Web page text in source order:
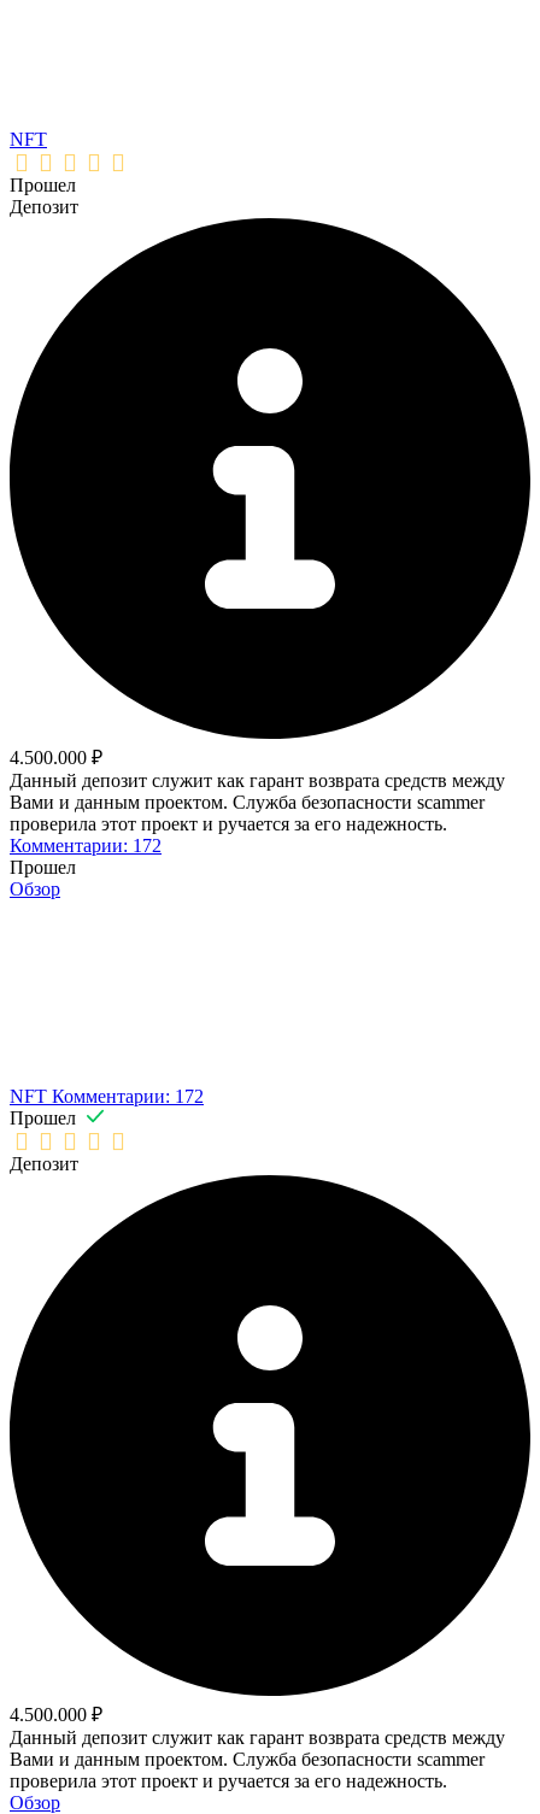
NFT
Прошел
Депозит
4.500.000 ₽
Данный депозит служит как гарант возврата средств между
Вами и данным проектом. Служба безопасности scammer
проверила этот проект и ручается за его надежность.
Комментарии: 172
Прошел
Обзор
NFT Комментарии: 172
Прошел
Депозит
4.500.000 ₽
Данный депозит служит как гарант возврата средств между
Вами и данным проектом. Служба безопасности scammer
проверила этот проект и ручается за его надежность.
Обзор